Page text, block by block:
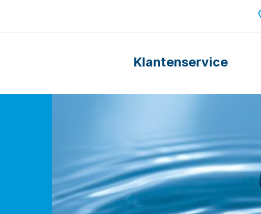
Klantenservice